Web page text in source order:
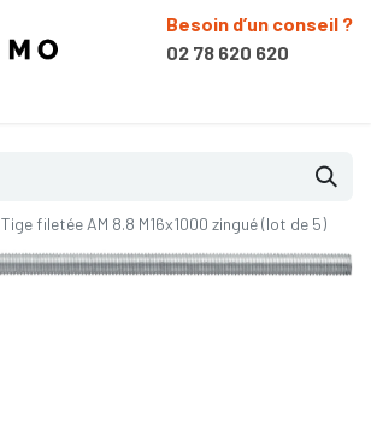
Besoin d’un conseil ?
02 78 620 620
Tige filetée AM 8.8 M16x1000 zingué (lot de 5)